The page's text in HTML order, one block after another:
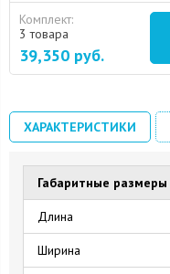
15 August 2024
Комплект:
3 товара
39,350 руб.
ХАРАКТЕРИСТИКИ
Габаритные размеры
Длина
Ширина